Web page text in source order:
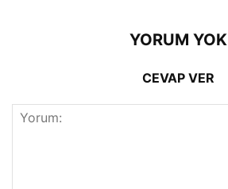
YORUM YOK
CEVAP VER